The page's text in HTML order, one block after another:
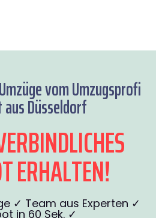
vom Umzugsprofi
Düsseldorf
ERHALTEN!
✓ Team aus Experten ✓
in 60 Sek. ✓